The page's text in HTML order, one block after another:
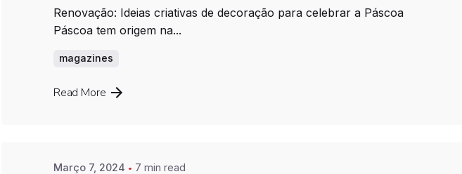
Renovação: Ideias criativas de decoração para celebrar a Páscoa
Páscoa tem origem na...
magazines
Read MoreFarimovel
Março 7, 2024 7 min read